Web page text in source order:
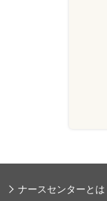
ナースセンターとは